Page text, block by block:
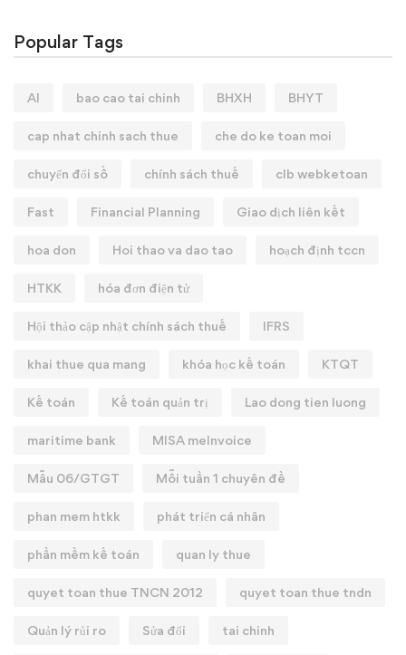
Popular Tags
AI bao cao tai chinh BHXH BHYT
cap nhat chinh sach thue che do ke toan moi
chuyển đổi số chính sách thuế clb webketoan
Fast Financial Planning Giao dịch liên kết
hoa don Hoi thao va dao tao hoạch định tccn
HTKK hóa đơn điện tử
Hội thảo cập nhật chính sách thuế IFRS
khai thue qua mang khóa học kế toán KTQT
Kế toán Kế toán quản trị Lao dong tien luong
maritime bank MISA meInvoice
Mẫu 06/GTGT Mỗi tuần 1 chuyên đề
phan mem htkk phát triển cá nhân
phần mềm kế toán quan ly thue
quyet toan thue TNCN 2012 quyet toan thue tndn
Quản lý rủi ro Sửa đổi tai chinh